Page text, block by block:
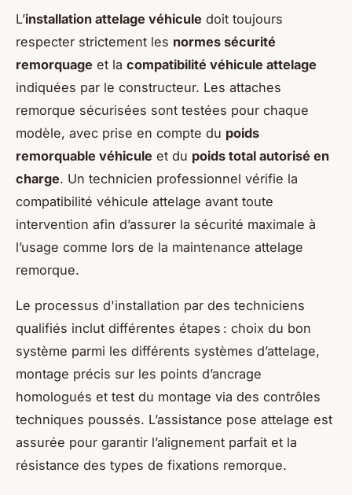
L’installation attelage véhicule doit toujours
respecter strictement les normes sécurité
remorquage et la compatibilité véhicule attelage
indiquées par le constructeur. Les attaches
remorque sécurisées sont testées pour chaque
modèle, avec prise en compte du poids
remorquable véhicule et du poids total autorisé en
charge. Un technicien professionnel vérifie la
compatibilité véhicule attelage avant toute
intervention afin d’assurer la sécurité maximale à
l’usage comme lors de la maintenance attelage
remorque.
Le processus d'installation par des techniciens
qualifiés inclut différentes étapes : choix du bon
système parmi les différents systèmes d’attelage,
montage précis sur les points d’ancrage
homologués et test du montage via des contrôles
techniques poussés. L’assistance pose attelage est
assurée pour garantir l’alignement parfait et la
résistance des types de fixations remorque.